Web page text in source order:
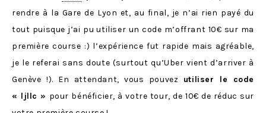
rendre à la Gare de Lyon et, au final, je n’ai rien payé du
tout puisque j’ai pu utiliser un code m’offrant 10€ sur ma
première course :) l’expérience fut rapide mais agréable,
je le referai sans doute (surtout qu’Uber vient d’arriver à
Genève !). En attendant, vous pouvez utiliser le code
« ljllc » pour bénéficier, à votre tour, de 10€ de réduc sur